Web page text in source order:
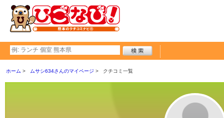
ホーム ムサシ634さんのマイページ クチコミ一覧